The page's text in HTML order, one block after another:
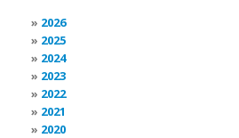
2026
2025
2024
2023
2022
2021
2020